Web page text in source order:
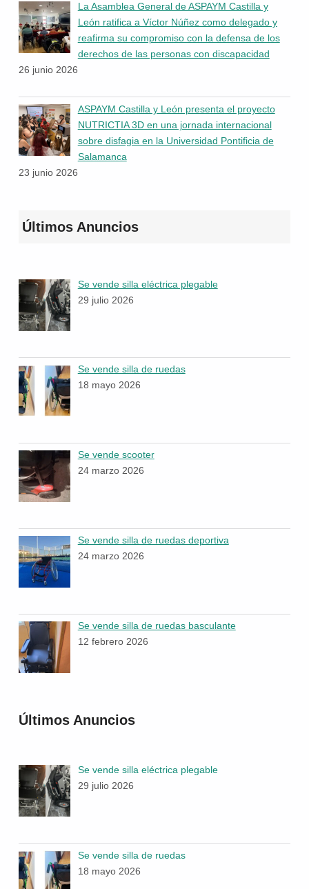
La Asamblea General de ASPAYM Castilla y
León ratifica a Víctor Núñez como delegado y
reafirma su compromiso con la defensa de los
derechos de las personas con discapacidad
26 junio 2026
ASPAYM Castilla y León presenta el proyecto
NUTRICTIA 3D en una jornada internacional
sobre disfagia en la Universidad Pontificia de
Salamanca
23 junio 2026
Últimos Anuncios
Se vende silla eléctrica plegable
29 julio 2026
Se vende silla de ruedas
18 mayo 2026
Se vende scooter
24 marzo 2026
Se vende silla de ruedas deportiva
24 marzo 2026
Se vende silla de ruedas basculante
12 febrero 2026
Últimos Anuncios
Se vende silla eléctrica plegable
29 julio 2026
Se vende silla de ruedas
18 mayo 2026